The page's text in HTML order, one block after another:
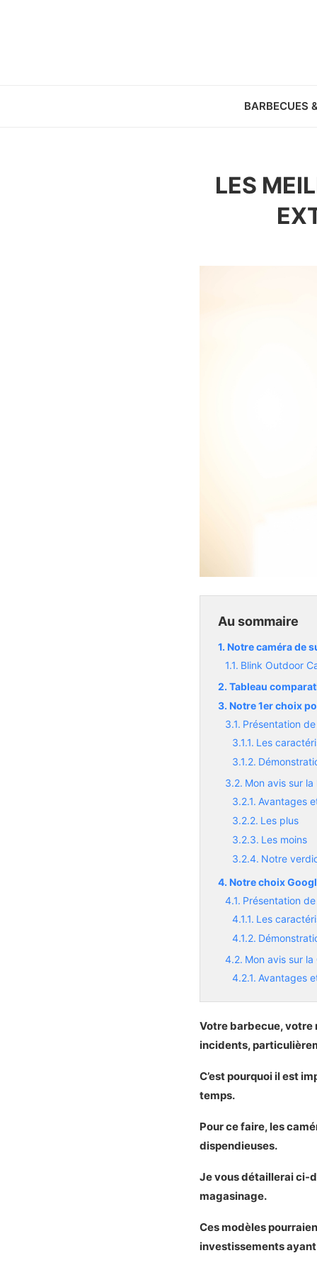
BARBECUES
LES
Au sommaire
Notre caméra de
Blink Outdoor
Tableau
Notre 1er choix
Présentation
Les
Mon avis sur
Avantages
Les plus
Les moins
Notre
Notre choix
Présentation
Les
Mon avis sur
Avantages
Notre
Présentation
Mon avis sur la
Avantages
Les plus
Les moins
Les alternatives
Présentation
Votre barbecue, votre
incidents,
C’est pourquoi il est
temps.
Pour ce faire, les
dispendieuses.
Je vous détaillerai ci-
magasinage.
Ces modèles
investissements